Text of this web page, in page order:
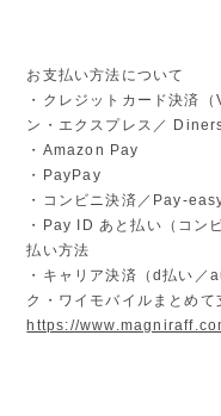
お支払い方法について
・クレジットカード決済
ン・エクスプレス／
・Amazon Pay
・PayPay
・コンビニ決済／Pay-
・Pay ID あと払い（コン
払い方法
・キャリア決済（d払い／
ク・ワイモバイルまとめて
https://